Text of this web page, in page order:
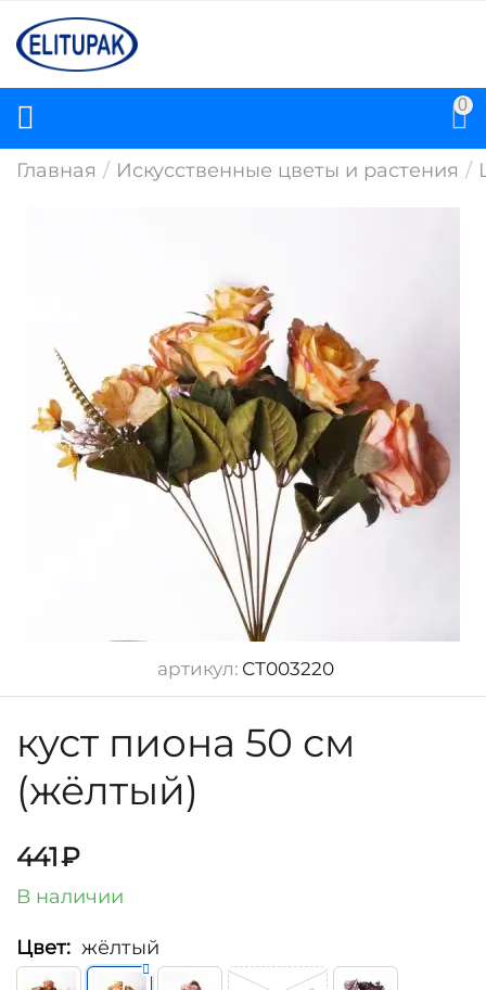
0
Главная / Искусственные цветы и растения /
артикул: СТ003220
куст пиона 50 см
(жёлтый)
441₽
В наличии
Цвет: жёлтый